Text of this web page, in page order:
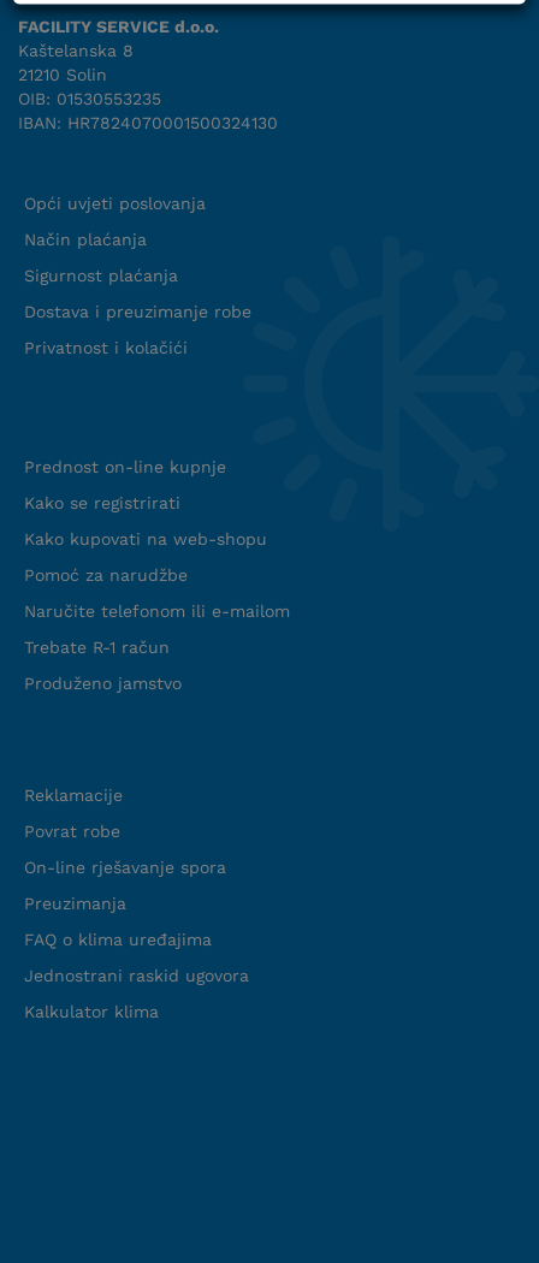
FACILITY SERVICE d.o.o.
Kaštelanska 8
21210 Solin
OIB: 01530553235
IBAN: HR7824070001500324130
Opći uvjeti poslovanja
Način plaćanja
Sigurnost plaćanja
Dostava i preuzimanje robe
Privatnost i kolačići
Prednost on-line kupnje
Kako se registrirati
Kako kupovati na web-shopu
Pomoć za narudžbe
Naručite telefonom ili e-mailom
Trebate R-1 račun
Produženo jamstvo
Reklamacije
Povrat robe
On-line rješavanje spora
Preuzimanja
FAQ o klima uređajima
Jednostrani raskid ugovora
Kalkulator klima